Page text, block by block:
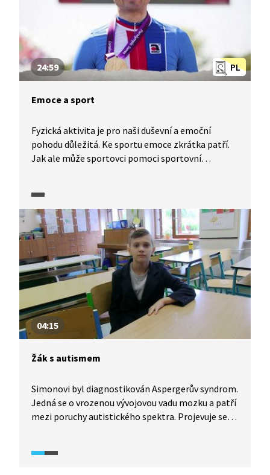
PL
24:59
Emoce a sport
Fyzická aktivita je pro naši duševní a emoční
pohodu důležitá. Ke sportu emoce zkrátka patří.
Jak ale může sportovci pomoci sportovní
léčit psychiatrické onemocnění? A může být sport
chápán jako prostředek ovlivnění negativních
sociálních jevů, například agrese, násilí nebo
dopingu? Pořadem provází Cyril Höschl.
04:15
Žák s autismem
Simonovi byl diagnostikován Aspergerův syndrom.
Jedná se o vrozenou vývojovou vadu mozku a patří
mezi poruchy autistického spektra. Projevuje se
však syndromem postižení jedinci velmi